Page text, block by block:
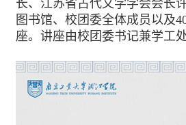
长、江苏省古代文学学会会长
图书馆、校团委全体成员以及
座。讲座由校团委书记兼学工